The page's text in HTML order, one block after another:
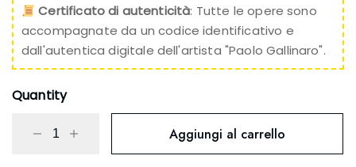
Certificato di autenticità: Tutte le opere sono
accompagnate da un codice identificativo e
dall'autentica digitale dell'artista "Paolo Gallinaro".
Quantity
Aggiungi al carrello